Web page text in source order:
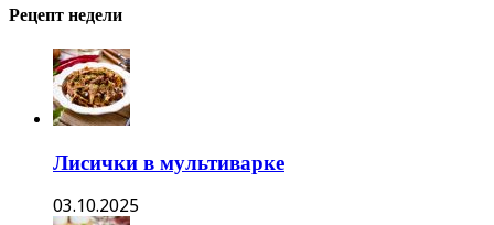
Рецепт недели
Лисички в мультиварке
03.10.2025